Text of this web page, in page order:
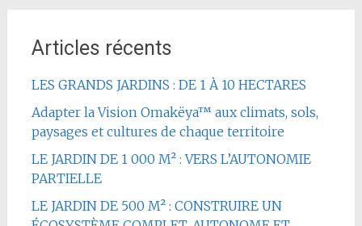
Articles récents
LES GRANDS JARDINS : DE 1 À 10 HECTARES
Adapter la Vision Omakëya™ aux climats, sols,
paysages et cultures de chaque territoire
LE JARDIN DE 1 000 M² : VERS L’AUTONOMIE
PARTIELLE
LE JARDIN DE 500 M² : CONSTRUIRE UN